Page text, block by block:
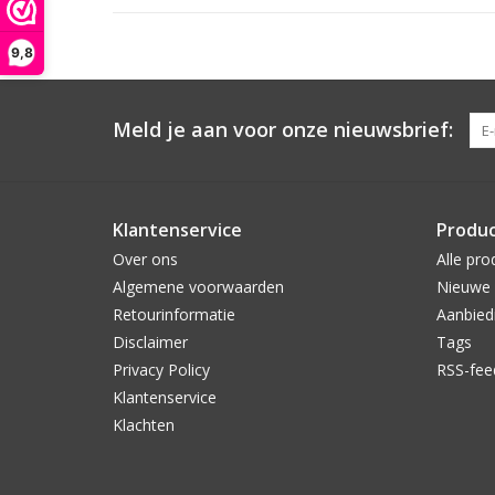
9,8
Meld je aan voor onze nieuwsbrief:
Klantenservice
Over ons
Algemene voorwaarden
Retourinformatie
Disclaimer
Privacy Policy
Klantenservice
Klachten
Alle
Tags
RSS-